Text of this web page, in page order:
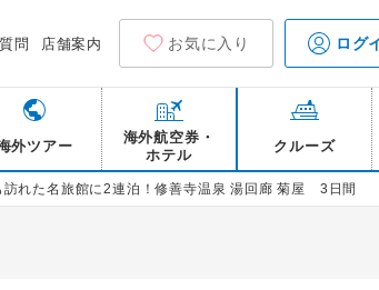
問 店舗案内 お気に入り ログ
外ツアー
海外航空券・
ホテル
クルーズ
れた名旅館に2連泊！修善寺温泉 湯回廊 菊屋 3日間